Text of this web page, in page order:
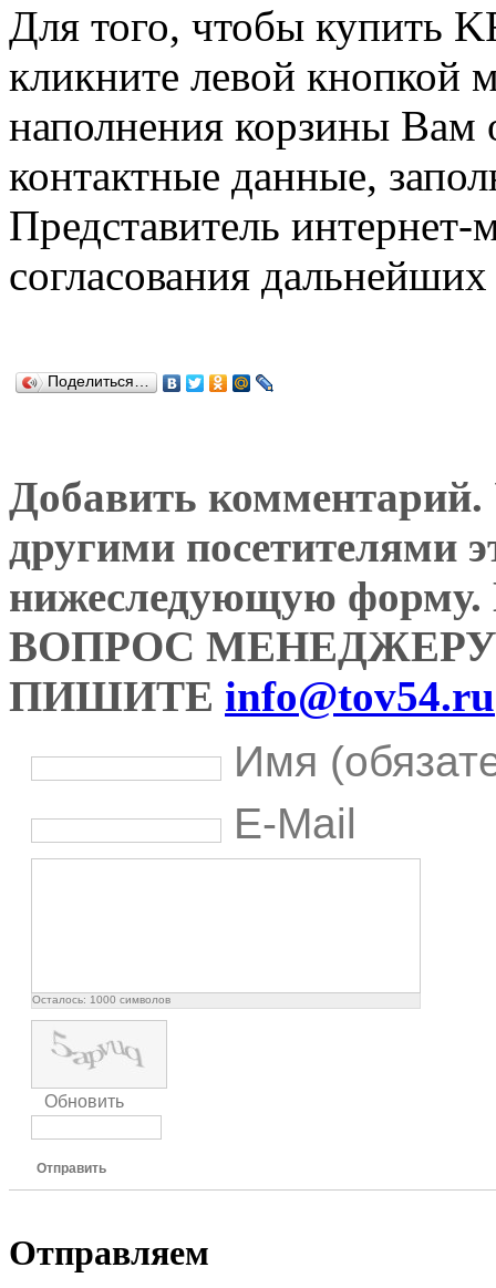
Для того, чтобы купить
кликните левой
наполнения корзины Вам
контактные данные,
Представитель
согласования
Поделиться…
Добавить комментарий.
другими посетителями
нижеследующую
ВОПРОС
ПИШИТЕ info@tov54.ru
Имя
E-Mail
Осталось: 1000 символов
Обновить
Отправить
Отправляем